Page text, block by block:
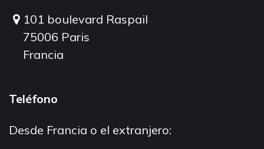
101 boulevard Raspail
75006 Paris
Francia
Teléfono
Desde Francia o el extranjero: